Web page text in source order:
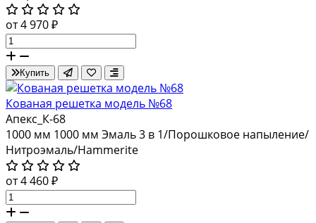
от 4 970 ₽
Купить
Кованая решетка модель №68
Апекс_К-68
1000 мм 1000 мм Эмаль 3 в 1/Порошковое напыление/
Нитроэмаль/Hammerite
от 4 460 ₽